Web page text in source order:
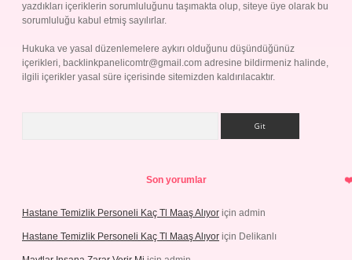
yazdıkları içeriklerin sorumluluğunu taşımakta olup, siteye üye olarak bu
sorumluluğu kabul etmiş sayılırlar.
Hukuka ve yasal düzenlemelere aykırı olduğunu düşündüğünüz
içerikleri, backlinkpanelicomtr@gmail.com adresine bildirmeniz halinde,
ilgili içerikler yasal süre içerisinde sitemizden kaldırılacaktır.
Son yorumlar
Hastane Temizlik Personeli Kaç Tl Maaş Alıyor için admin
Hastane Temizlik Personeli Kaç Tl Maaş Alıyor için Delikanlı